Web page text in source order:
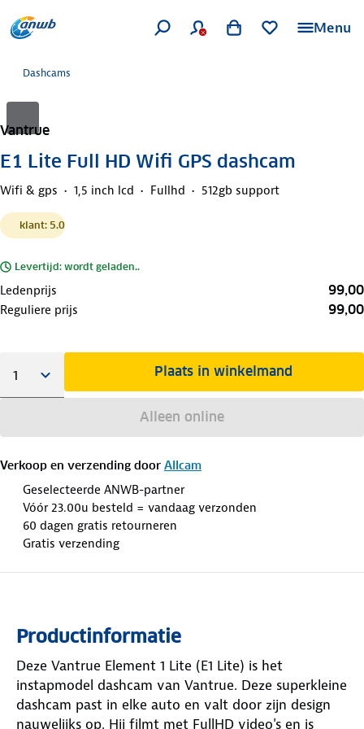
Menu
Dashcams
Vantrue
E1 Lite Full HD Wifi GPS dashcam
Wifi & gps 1,5 inch lcd Fullhd 512gb support
klant: 5.0
Levertijd: wordt geladen..
Ledenprijs 99,00
Reguliere prijs 99,00
Plaats in winkelmand
Alleen online
Verkoop en verzending door Allcam
Geselecteerde ANWB-partner
Vóór 23.00u besteld = vandaag verzonden
60 dagen gratis retourneren
Gratis verzending
Productinformatie
Deze Vantrue Element 1 Lite (E1 Lite) is het
instapmodel dashcam van Vantrue. Deze superkleine
dashcam past in elke auto en valt door zijn design
nauwelijks op. Hij filmt met FullHD video's en is